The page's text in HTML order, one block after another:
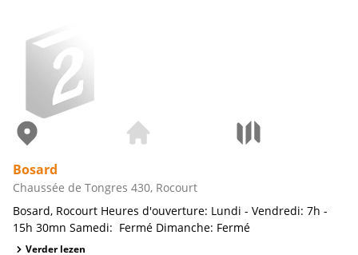
Bosard
Chaussée de Tongres 430, Rocourt
Bosard, Rocourt Heures d'ouverture: Lundi - Vendredi: 7h -
15h 30mn Samedi: Fermé Dimanche: Fermé
Verder lezen